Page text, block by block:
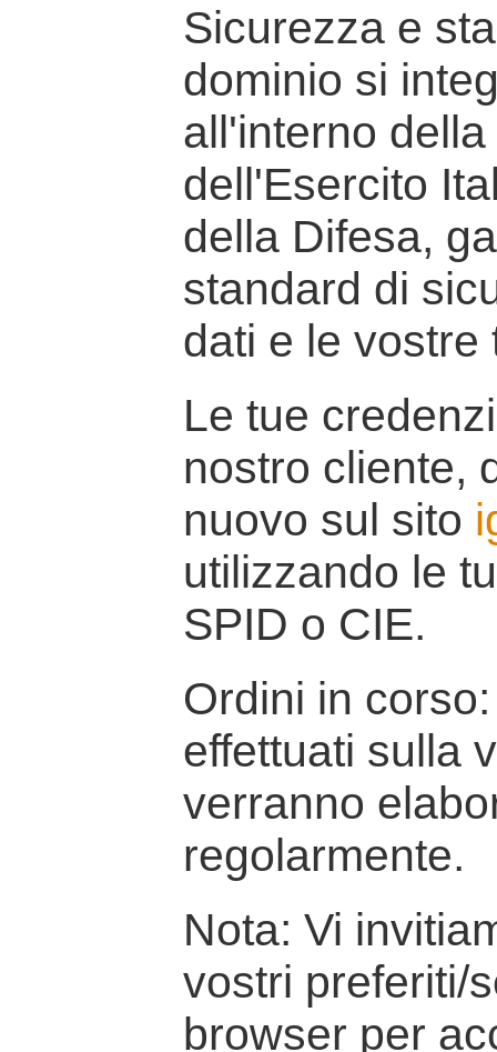
Sicurezza e
dominio si
all'interno
dell'Esercito
della Difesa,
standard di
dati e le vostre
Le tue
nostro cliente,
nuovo sul sito
utilizzando le
SPID o CIE.
Ordini in
effettuati sulla
verranno
regolarmente.
Nota: Vi
vostri preferiti/
browser per